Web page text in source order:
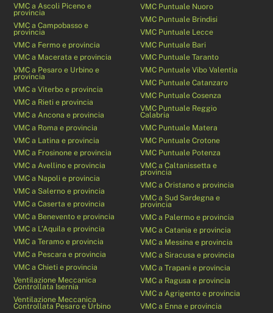
VMC a Ascoli Piceno e
provincia
VMC a Campobasso e
provincia
VMC a Fermo e provincia
VMC a Macerata e provincia
VMC a Pesaro e Urbino e
provincia
VMC a Viterbo e provincia
VMC a Rieti e provincia
VMC a Ancona e provincia
VMC a Roma e provincia
VMC a Latina e provincia
VMC a Frosinone e provincia
VMC a Avellino e provincia
VMC a Napoli e provincia
VMC a Salerno e provincia
VMC a Caserta e provincia
VMC a Benevento e provincia
VMC a L’Aquila e provincia
VMC a Teramo e provincia
VMC a Pescara e provincia
VMC a Chieti e provincia
Ventilazione Meccanica
Controllata Isernia
Ventilazione Meccanica
Controllata Pesaro e Urbino
VMC Puntuale Nuoro
VMC Puntuale Brindisi
VMC Puntuale Lecce
VMC Puntuale Bari
VMC Puntuale Taranto
VMC Puntuale Vibo Valentia
VMC Puntuale Catanzaro
VMC Puntuale Cosenza
VMC Puntuale Reggio
Calabria
VMC Puntuale Matera
VMC Puntuale Crotone
VMC Puntuale Potenza
VMC a Caltanissetta e
provincia
VMC a Oristano e provincia
VMC a Sud Sardegna e
provincia
VMC a Palermo e provincia
VMC a Catania e provincia
VMC a Messina e provincia
VMC a Siracusa e provincia
VMC a Trapani e provincia
VMC a Ragusa e provincia
VMC a Agrigento e provincia
VMC a Enna e provincia